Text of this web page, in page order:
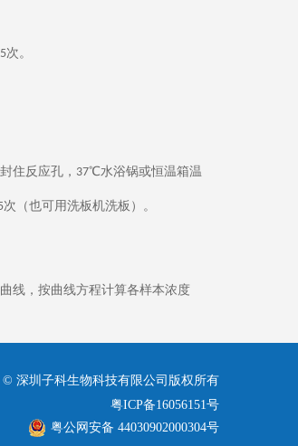
5次。
住反应孔， 37℃水浴锅或恒温箱温
次（也可用洗板机洗板）。
线，按曲线方程计算各样本浓度
© 深圳子科生物科技有限公司版权所有
粤ICP备16056151号
粤公网安备 44030902000304号